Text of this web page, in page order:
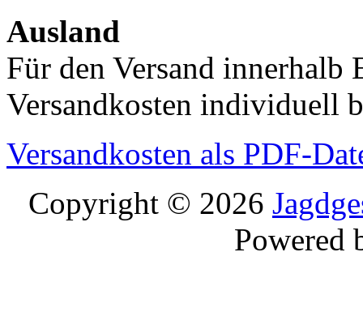
Ausland
Für den Versand innerhalb
Versandkosten individuell
Versandkosten als PDF-
Copyright © 2026
Powered